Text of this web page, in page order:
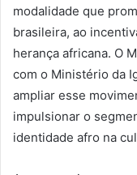
modalidade que
brasileira, ao
herança africana. O
com o Ministério da
ampliar esse
impulsionar o
identidade afro na